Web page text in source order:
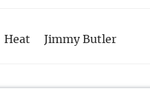
Heat Jimmy Butler